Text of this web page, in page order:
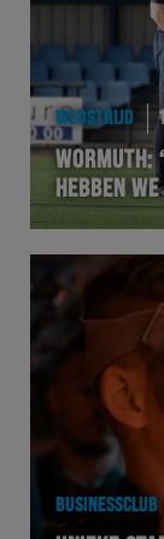
WEDSTRIJD
WORMUTH:
HEBBEN
BUSINESSCLUB